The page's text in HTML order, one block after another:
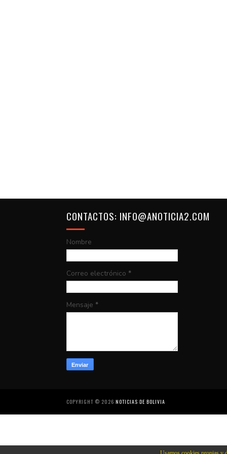
CONTACTOS: INFO@ANOTICIA2.COM
Nombre
Correo electrónico *
Mensaje *
COPYRIGHT © 2026 NOTICIAS DE BOLIVIA